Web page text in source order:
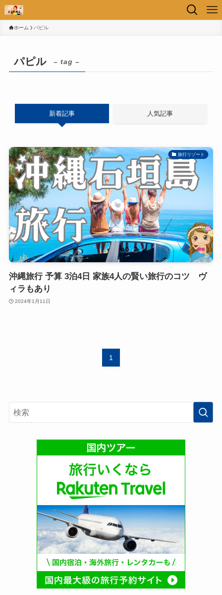
ホーム パピル
パピル – tag –
新着記事 人気記事
旅行リゾート
沖縄旅行 予算 3泊4日 家族4人の賢い旅行のコツ ヴ
ィラもあり
2024年1月11日
1